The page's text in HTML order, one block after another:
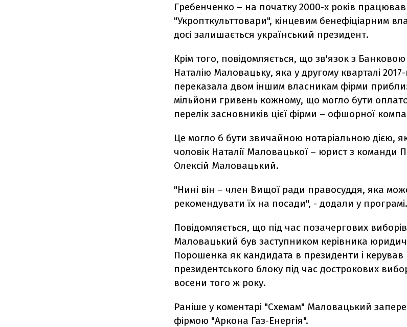
Гребенченко – на початку 2000-х років працював
"Укропткульттовари", кінцевим бенефіціарним
досі залишається український президент.
Крім того, повідомляється, що зв'язок з
Наталію Маловацьку, яка у другому кварталі 2017-
переказала двом іншим власникам фірми
мільйони гривень кожному, що могло бути
перелік засновників цієї фірми – офшорної
Це могло б бути звичайною нотаріальною дією,
чоловік Наталії Маловацької – юрист з команди
Олексій Маловацький.
"​Нині він – член Вищої ради правосуддя, яка
рекомендувати їх на посади", - додали у програмі.
Повідомляється, що під час позачергових виборів
Маловацький був заступником керівника
Порошенка як кандидата в президенти і
президентського блоку під час дострокових
восени того ж року.
Раніше у коментарі "Схемам" Маловацький
фірмою "Аркона Газ-Енергія".